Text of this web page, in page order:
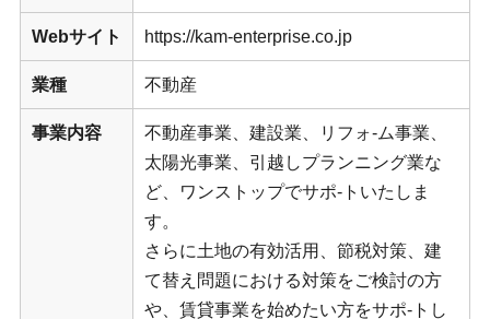
Webサイト https://kam-enterprise.co.jp
業種 不動産
事業内容
不動産事業、建設業、リフォ-ム事業、
太陽光事業、引越しプランニング業な
ど、ワンストップでサポ-トいたしま
す。
さらに土地の有効活用、節税対策、建
て替え問題における対策をご検討の方
や、賃貸事業を始めたい方をサポ-トし